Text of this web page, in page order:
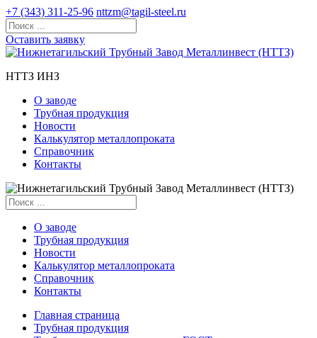
+7 (343) 311-25-96 nttzm@tagil-steel.ru
Оставить заявку
НТТЗ ИНЗ
О заводе
Трубная продукция
Новости
Калькулятор металлопроката
Справочник
Контакты
О заводе
Трубная продукция
Новости
Калькулятор металлопроката
Справочник
Контакты
Главная страница
Трубная продукция